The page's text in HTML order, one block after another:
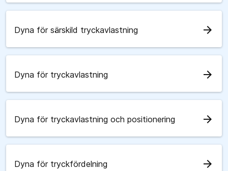
Dyna för särskild tryckavlastning arrow_forward
Dyna för tryckavlastning arrow_forward
Dyna för tryckavlastning och positionering arrow_forward
Dyna för tryckfördelning arrow_forward